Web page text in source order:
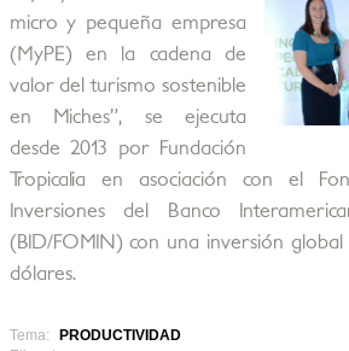
micro y pequeña empresa
(MyPE) en la cadena de
valor del turismo sostenible
en Miches”, se ejecuta
desde 2013 por Fundación
Tropicalia en asociación con el
Inversiones del Banco
(BID/FOMIN) con una inversión global
dólares.
Tema:
PRODUCTIVIDAD